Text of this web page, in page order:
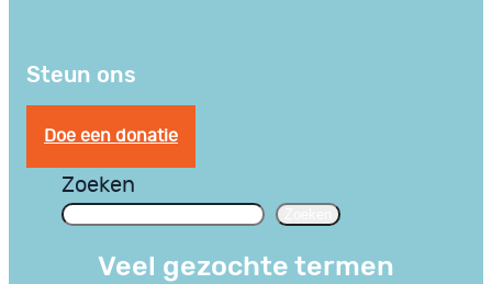
Steun ons
Doe een donatie
Zoeken
Veel gezochte termen